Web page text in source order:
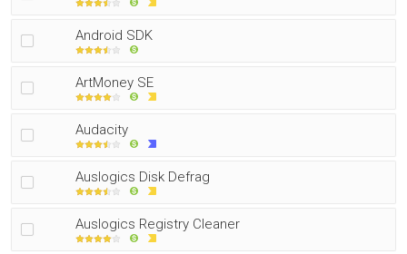
Android SDK
ArtMoney SE
Audacity
Auslogics Disk Defrag
Auslogics Registry Cleaner